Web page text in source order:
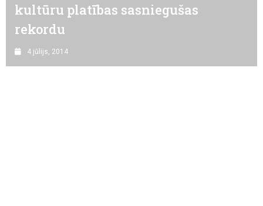
kultūru platības sasniegušas
rekordu
4 jūlijs, 2014